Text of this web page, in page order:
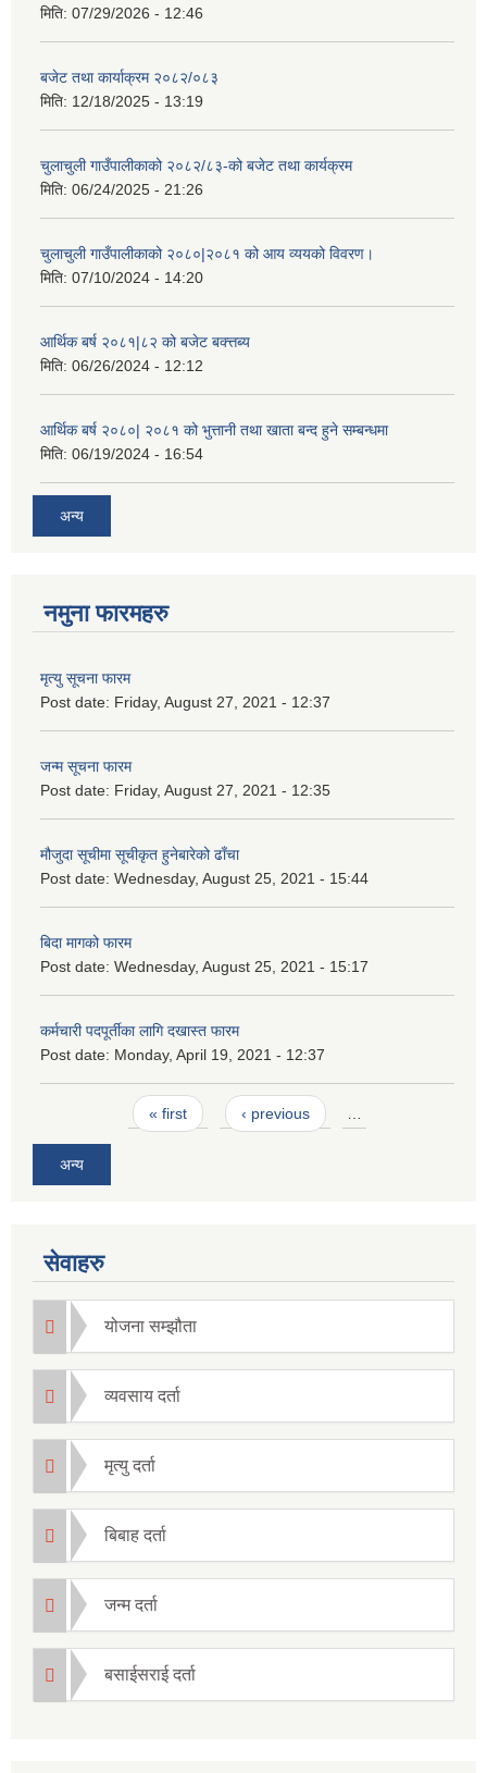
मिति: 07/29/2026 - 12:46
बजेट तथा कार्याक्रम २०८२/०८३
मिति: 12/18/2025 - 13:19
चुलाचुली गाउँपालीकाको २०८२/८३-को बजेट तथा कार्यक्रम
मिति: 06/24/2025 - 21:26
चुलाचुली गाउँपालीकाको २०८०|२०८१ को आय व्ययको विवरण।
मिति: 07/10/2024 - 14:20
आर्थिक बर्ष २०८१|८२ को बजेट बक्त्तब्य
मिति: 06/26/2024 - 12:12
आर्थिक बर्ष २०८०| २०८१ को भुत्तानी तथा खाता बन्द हुने सम्बन्धमा
मिति: 06/19/2024 - 16:54
अन्य
नमुना फारमहरु
मृत्यु सूचना फारम
Post date: Friday, August 27, 2021 - 12:37
जन्म सूचना फारम
Post date: Friday, August 27, 2021 - 12:35
मौजुदा सूचीमा सूचीकृत हुनेबारेको ढाँचा
Post date: Wednesday, August 25, 2021 - 15:44
बिदा मागको फारम
Post date: Wednesday, August 25, 2021 - 15:17
कर्मचारी पदपूर्तीका लागि दखास्त फारम
Post date: Monday, April 19, 2021 - 12:37
« first ‹ previous …
अन्य
सेवाहरु
योजना सम्झौता
व्यवसाय दर्ता
मृत्यु दर्ता
बिबाह दर्ता
जन्म दर्ता
बसाईसराई दर्ता